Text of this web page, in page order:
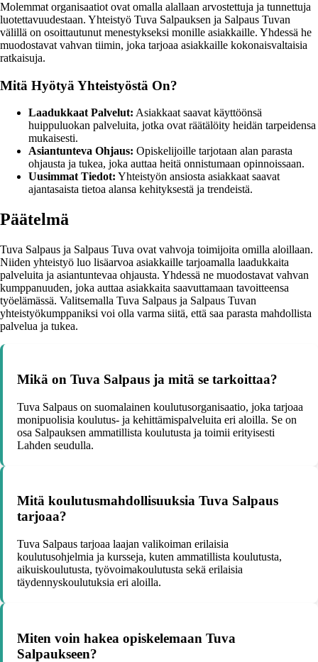
Molemmat organisaatiot ovat omalla alallaan arvostettuja ja tunnettuja
luotettavuudestaan. Yhteistyö Tuva Salpauksen ja Salpaus Tuvan
välillä on osoittautunut menestykseksi monille asiakkaille. Yhdessä he
muodostavat vahvan tiimin, joka tarjoaa asiakkaille kokonaisvaltaisia
ratkaisuja.
Mitä Hyötyä Yhteistyöstä On?
Laadukkaat Palvelut: Asiakkaat saavat käyttöönsä
huippuluokan palveluita, jotka ovat räätälöity heidän tarpeidensa
mukaisesti.
Asiantunteva Ohjaus: Opiskelijoille tarjotaan alan parasta
ohjausta ja tukea, joka auttaa heitä onnistumaan opinnoissaan.
Uusimmat Tiedot: Yhteistyön ansiosta asiakkaat saavat
ajantasaista tietoa alansa kehityksestä ja trendeistä.
Päätelmä
Tuva Salpaus ja Salpaus Tuva ovat vahvoja toimijoita omilla aloillaan.
Niiden yhteistyö luo lisäarvoa asiakkaille tarjoamalla laadukkaita
palveluita ja asiantuntevaa ohjausta. Yhdessä ne muodostavat vahvan
kumppanuuden, joka auttaa asiakkaita saavuttamaan tavoitteensa
työelämässä. Valitsemalla Tuva Salpaus ja Salpaus Tuvan
yhteistyökumppaniksi voi olla varma siitä, että saa parasta mahdollista
palvelua ja tukea.
Mikä on Tuva Salpaus ja mitä se tarkoittaa?
Tuva Salpaus on suomalainen koulutusorganisaatio, joka tarjoaa
monipuolisia koulutus- ja kehittämispalveluita eri aloilla. Se on
osa Salpauksen ammatillista koulutusta ja toimii erityisesti
Lahden seudulla.
Mitä koulutusmahdollisuuksia Tuva Salpaus
tarjoaa?
Tuva Salpaus tarjoaa laajan valikoiman erilaisia
koulutusohjelmia ja kursseja, kuten ammatillista koulutusta,
aikuiskoulutusta, työvoimakoulutusta sekä erilaisia
täydennyskoulutuksia eri aloilla.
Miten voin hakea opiskelemaan Tuva
Salpaukseen?